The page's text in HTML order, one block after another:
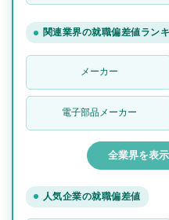
関連業界の就職偏差値ラン
メーカー
電子部品メーカー
全業界を表
人気企業の就職偏差値